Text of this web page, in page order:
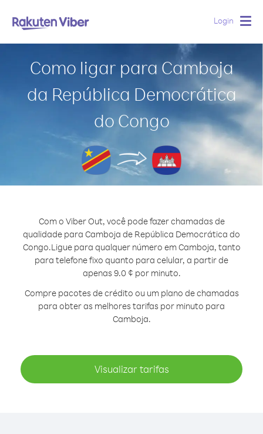
Login
Como ligar para Camboja
da República Democrática
do Congo
Com o Viber Out, você pode fazer chamadas de
qualidade para Camboja de República Democrática do
Congo.Ligue para qualquer número em Camboja, tanto
para telefone fixo quanto para celular, a partir de
apenas 9.0 ¢ por minuto.
Compre pacotes de crédito ou um plano de chamadas
para obter as melhores tarifas por minuto para
Camboja.
Visualizar tarifas